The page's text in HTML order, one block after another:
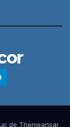
de Themeansar